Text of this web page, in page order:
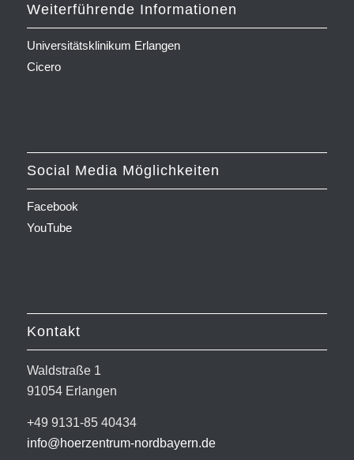
Weiterführende Informationen
Universitätsklinikum Erlangen
Cicero
Social Media Möglichkeiten
Facebook
YouTube
Kontakt
Waldstraße 1
91054 Erlangen
+49 9131-85 40434
info@hoerzentrum-nordbayern.de